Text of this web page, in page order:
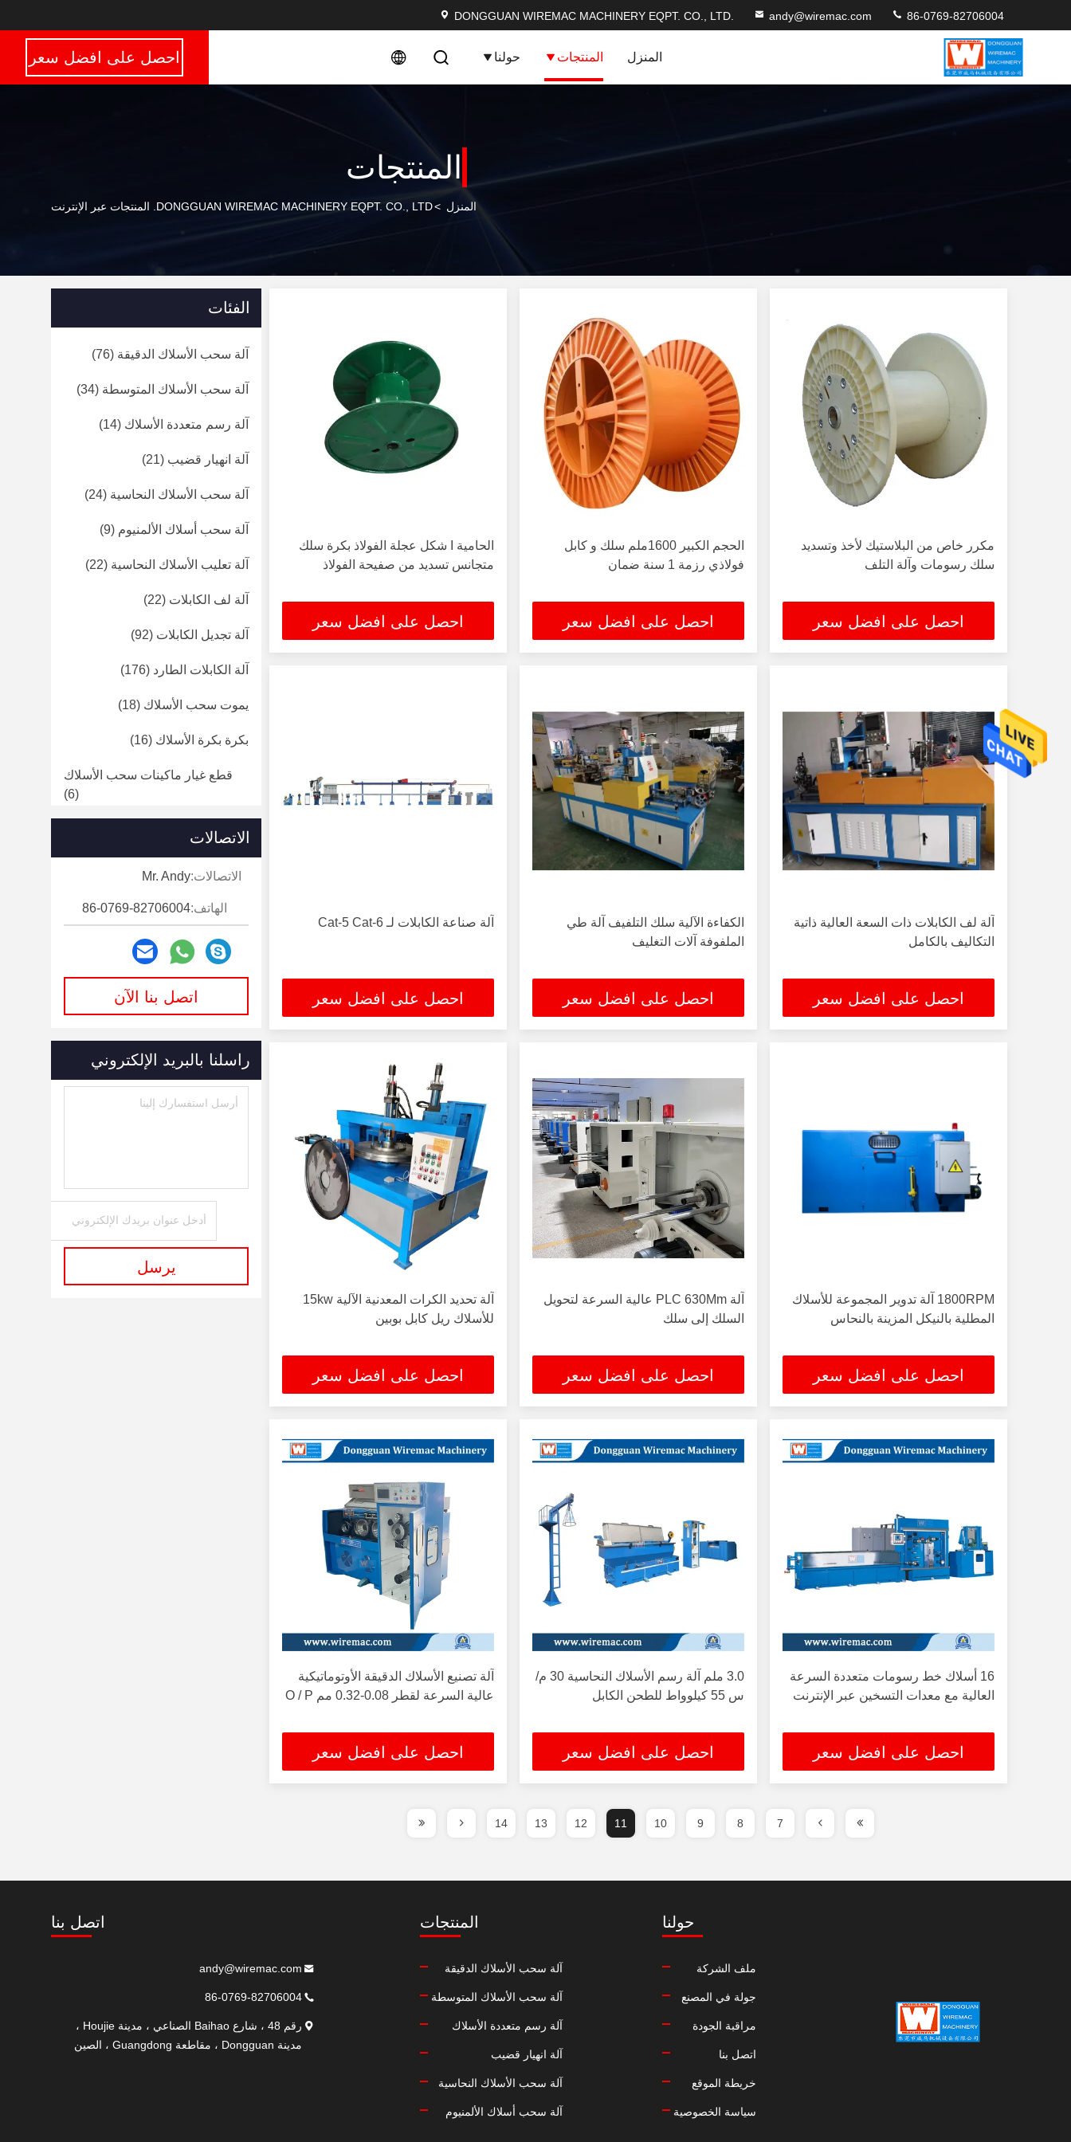
DONGGUAN WIREMAC MACHINERY EQPT. CO., LTD. andy@wiremac.com 86-0769-82706004
المنزل المنتجات حولنا احصل على افضل سعر
المنتجات
المنزل >DONGGUAN WIREMAC MACHINERY EQPT. CO., LTD. المنتجات عبر الإنترنت
مكرر خاص من البلاستيك لأخذ وتسديد
سلك رسومات وآلة التلف
احصل على افضل سعر
الحجم الكبير 1600ملم سلك و كابل
فولاذي رزمة 1 سنة ضمان
احصل على افضل سعر
الحامية I شكل عجلة الفولاذ بكرة سلك
متجانس تسديد من صفيحة الفولاذ
احصل على افضل سعر
آلة لف الكابلات ذات السعة العالية ذاتية
التكاليف بالكامل
احصل على افضل سعر
الكفاءة الآلية سلك التلفيف آلة طي
الملفوفة آلات التغليف
احصل على افضل سعر
آلة صناعة الكابلات لـ Cat-5 Cat-6
احصل على افضل سعر
1800RPM آلة تدوير المجموعة للأسلاك
المطلية بالنيكل المزينة بالنحاس
احصل على افضل سعر
آلة PLC 630Mm عالية السرعة لتحويل
السلك إلى سلك
احصل على افضل سعر
آلة تحديد الكرات المعدنية الآلية 15kw
للأسلاك ريل كابل بوبين
احصل على افضل سعر
16 أسلاك خط رسومات متعددة السرعة
العالية مع معدات التسخين عبر الإنترنت
احصل على افضل سعر
3.0 ملم آلة رسم الأسلاك النحاسية 30 م/
س 55 كيلوواط للطحن الكابل
احصل على افضل سعر
آلة تصنيع الأسلاك الدقيقة الأوتوماتيكية
عالية السرعة لقطر 0.08-0.32 مم O / P
احصل على افضل سعر
الفئات
آلة سحب الأسلاك الدقيقة (76)
آلة سحب الأسلاك المتوسطة (34)
آلة رسم متعددة الأسلاك (14)
آلة انهيار قضيب (21)
آلة سحب الأسلاك النحاسية (24)
آلة سحب أسلاك الألمنيوم (9)
آلة تعليب الأسلاك النحاسية (22)
آلة لف الكابلات (22)
آلة تجديل الكابلات (92)
آلة الكابلات الطارد (176)
يموت سحب الأسلاك (18)
بكرة بكرة الأسلاك (16)
قطع غيار ماكينات سحب الأسلاك
(6)
آلة صب قضبان النحاس
الاتصالات
الاتصالات:Mr. Andy
الهاتف:86-0769-82706004
اتصل بنا الآن
راسلنا بالبريد الإلكتروني
يرسل
7
8
9
10
11
12
13
14
حولنا
ملف الشركة
جولة في المصنع
مراقبة الجودة
اتصل بنا
خريطة الموقع
سياسة الخصوصية
المنتجات
آلة سحب الأسلاك الدقيقة
آلة سحب الأسلاك المتوسطة
آلة رسم متعددة الأسلاك
آلة انهيار قضيب
آلة سحب الأسلاك النحاسية
آلة سحب أسلاك الألمنيوم
اتصل بنا
andy@wiremac.com
86-0769-82706004
رقم 48 ، شارع Baihao الصناعي ، مدينة Houjie ،
مدينة Dongguan ، مقاطعة Guangdong ، الصين